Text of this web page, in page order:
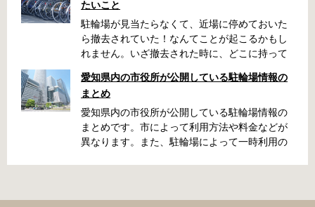
たいこと
駐輪場が見当たらなくて、近場に停めておいた
ら撤去されていた！なんてことが起こるかもし
れません。いざ撤去された時に、どこに持って
名古屋周辺で自転車が撤去された時に知ってお
くと便利な情報をまとめました。 一宮市で撤去
された場合 一宮市役所 一宮駅・自転車一時保管
所 住所 一宮市栄4丁目6-11 電話 0586-71-7100
最寄駅 JR東海道本線尾張一宮駅より 徒歩4分 返
千種区吹上1丁目(若宮大通内) 電話 052-731-
愛知県内の市役所が公開している駐輪場情報の
まとめ
愛知県内の市役所が公開している駐輪場情報の
まとめです。市によって利用方法や料金などが
異なります。また、駐輪場によって一時利用の
の自転車駐輪場 利用方法 利用登録申請書の提出